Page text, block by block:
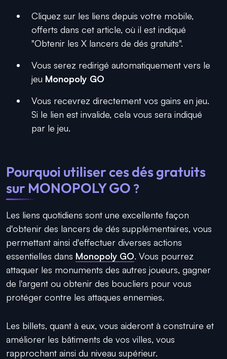
Cliquez sur les liens depuis votre mobile,
offerts dans cet article, où il est indiqué
"Obtenir les X lancers de dés gratuits".
Vous serez redirigé automatiquement vers le
jeu Monopoly GO
Vous recevrez directement vos gains en jeu.
Si le lien est invalide, cela vous sera indiqué
par le jeu.
Pourquoi utiliser ces dés gratuits
sur MONOPOLY GO ?
Les liens quotidiens sont une excellente façon
d'obtenir des lancers de dés supplémentaires, vous
permettant ainsi d'effectuer diverses actions
essentielles dans Monopoly GO. Vous pourrez
attaquer les monuments des autres joueurs, gagner
de l'argent ou obtenir des boucliers pour vous
protéger contre les attaques ennemies.
Les billets, quant à eux, vous aideront à construire et
améliorer les bâtiments de vos villes, vous
rapprochant ainsi du niveau supérieur.